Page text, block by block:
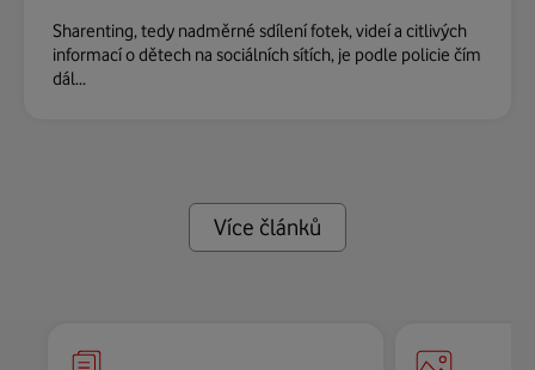
Sharenting, tedy nadměrné sdílení fotek, videí a citlivých
informací o dětech na sociálních sítích, je podle policie čím
dál...
Více článků